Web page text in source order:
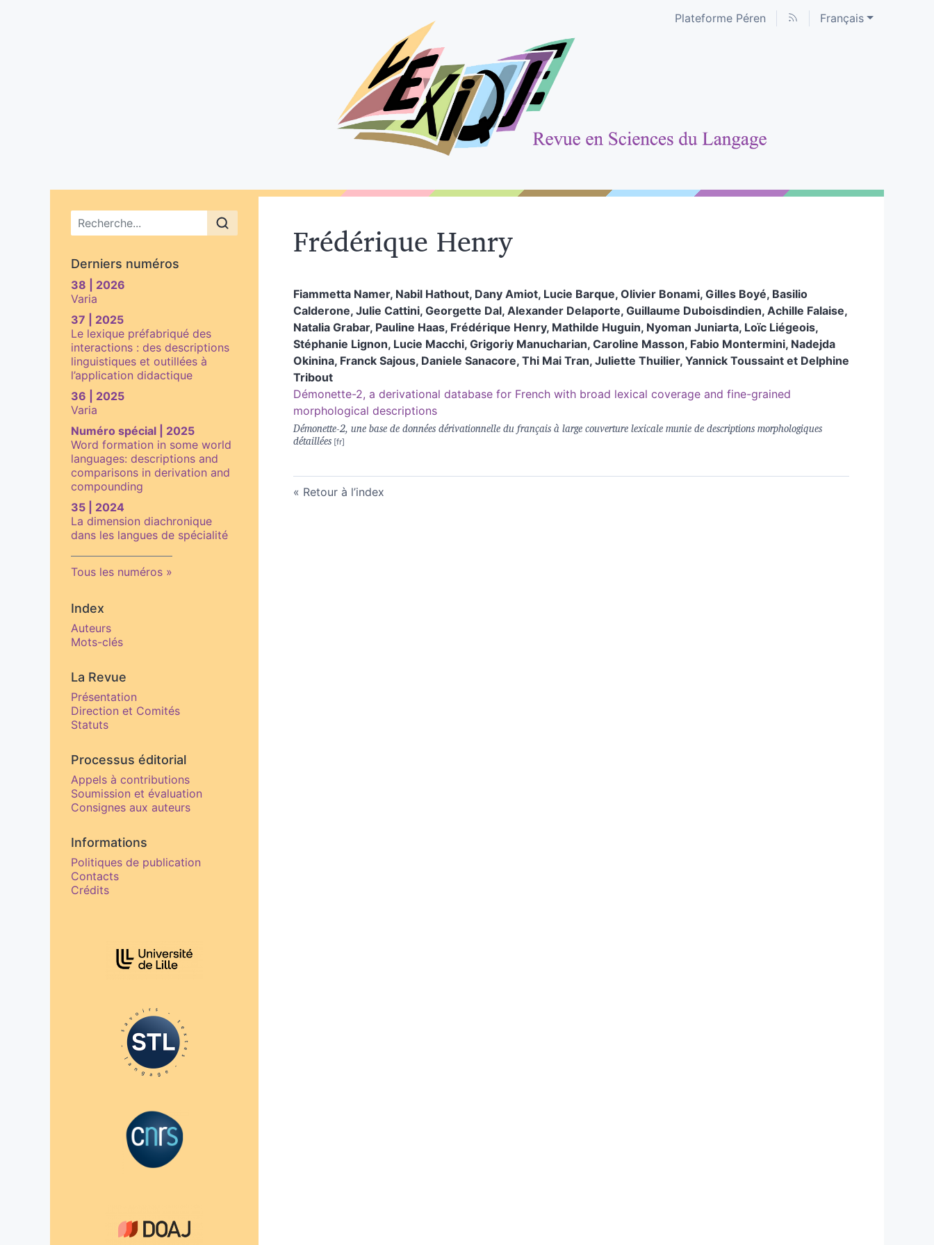
Plateforme Péren Français
Menu principal
Derniers numéros
38 | 2026
Varia
37 | 2025
Le lexique préfabriqué des
interactions : des descriptions
linguistiques et outillées à
l’application didactique
36 | 2025
Varia
Numéro spécial | 2025
Word formation in some world
languages: descriptions and
comparisons in derivation and
compounding
35 | 2024
La dimension diachronique
dans les langues de spécialité
Tous les numéros
Index
Auteurs
Mots-clés
La Revue
Présentation
Direction et Comités
Statuts
Processus éditorial
Appels à contributions
Soumission et évaluation
Consignes aux auteurs
Informations
Politiques de publication
Contacts
Crédits
Frédérique Henry
Fiammetta Namer, Nabil Hathout, Dany Amiot, Lucie Barque, Olivier Bonami, Gilles Boyé, Basilio
Calderone, Julie Cattini, Georgette Dal, Alexander Delaporte, Guillaume Duboisdindien, Achille Falaise,
Natalia Grabar, Pauline Haas, Frédérique Henry, Mathilde Huguin, Nyoman Juniarta, Loïc Liégeois,
Stéphanie Lignon, Lucie Macchi, Grigoriy Manucharian, Caroline Masson, Fabio Montermini, Nadejda
Okinina, Franck Sajous, Daniele Sanacore, Thi Mai Tran, Juliette Thuilier, Yannick Toussaint et Delphine
Tribout
Démonette-2, a derivational database for French with broad lexical coverage and fine-grained
morphological descriptions
Démonette-2, une base de données dérivationnelle du français à large couverture lexicale munie de descriptions morphologiques
détaillées
Retour à l’index